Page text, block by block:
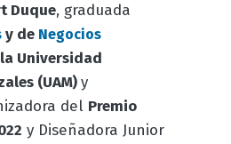
Duque, graduada
y de Negocios
Universidad
(UAM)y
del Premio
y Diseñadora Junior